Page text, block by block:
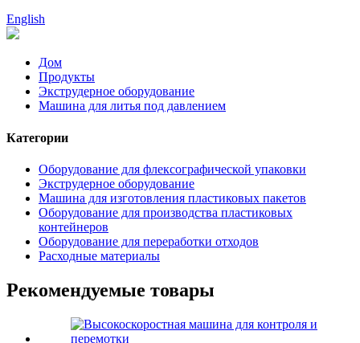
English
Дом
Продукты
Экструдерное оборудование
Машина для литья под давлением
Категории
Оборудование для флексографической упаковки
Экструдерное оборудование
Машина для изготовления пластиковых пакетов
Оборудование для производства пластиковых
контейнеров
Оборудование для переработки отходов
Расходные материалы
Рекомендуемые товары